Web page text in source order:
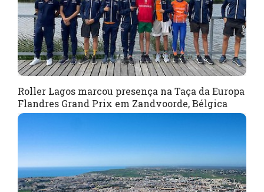
Roller Lagos marcou presença na Taça da Europa
Flandres Grand Prix em Zandvoorde, Bélgica